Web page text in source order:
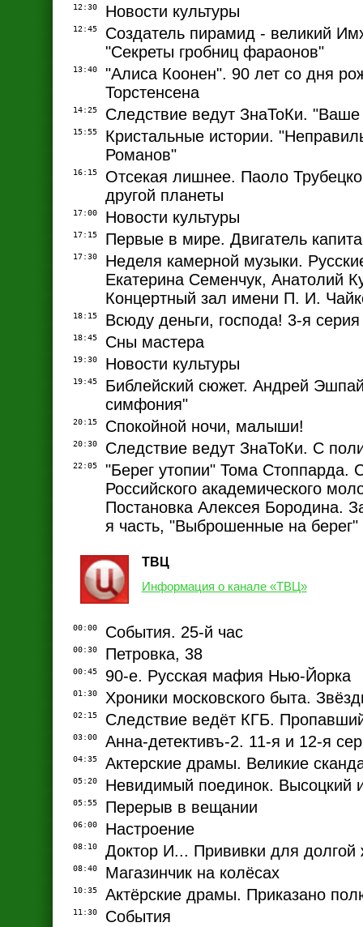
12:30 Новости культуры
12:45
Создатель пирамид - великий
"Секреты гробниц фараонов"
13:40
"Алиса Коонен". 90 лет со дня
Торстенсена
14:25 Следствие ведут ЗнаТоКи.
15:55
Кристальные истории.
Романов"
16:15
Отсекая лишнее. Паоло
другой планеты
17:00 Новости культуры
17:15 Первые в мире. Двигатель
17:30
Неделя камерной музыки.
Екатерина Семенчук, Анатолий
Концертный зал имени П. И.
18:15 Всюду деньги, господа! 3-я серия
18:45 Сны мастера
19:30 Новости культуры
19:45
Библейский сюжет. Андрей Эшпай
симфония"
20:15 Спокойной ночи, малыши!
20:30 Следствие ведут ЗнаТоКи. С
22:05
"Берег утопии" Тома Стоппарда.
Российского академического
Постановка Алексея Бородина.
я часть, "Выброшенные на берег"
ТВЦ
Информация о канале «ТВЦ»
00:00 События. 25-й час
00:30 Петровка, 38
00:45 90-е. Русская мафия Нью-Йорка
01:30 Хроники московского быта.
02:15 Следствие ведёт КГБ.
03:00 Анна-детективъ-2. 11-я и 12-я
04:35 Актерские драмы. Великие
05:20 Невидимый поединок. Высоцкий
05:55 Перерыв в вещании
06:00 Настроение
08:10 Доктор И... Прививки для долгой
08:40 Магазинчик на колёсах
10:35 Актёрские драмы. Приказано
11:30 События